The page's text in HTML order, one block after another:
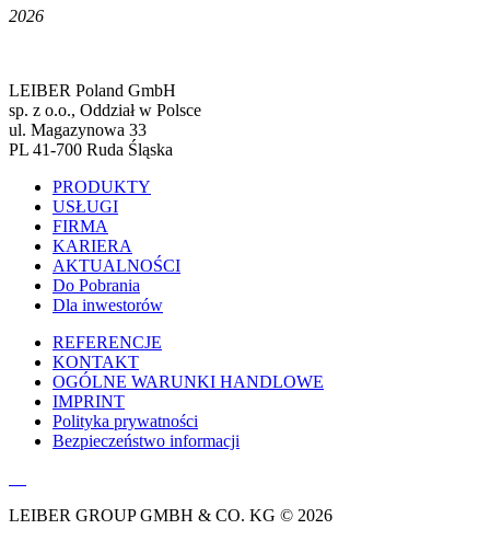
2026
LEIBER Poland GmbH
sp. z o.o., Oddział w Polsce
ul. Magazynowa 33
PL 41-700 Ruda Śląska
PRODUKTY
USŁUGI
FIRMA
KARIERA
AKTUALNOŚCI
Do Pobrania
Dla inwestorów
REFERENCJE
KONTAKT
OGÓLNE WARUNKI HANDLOWE
IMPRINT
Polityka prywatności
Bezpieczeństwo informacji
LEIBER GROUP GMBH & CO. KG © 2026